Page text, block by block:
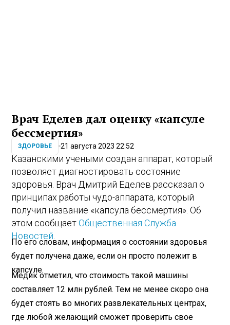
Врач Еделев дал оценку «капсуле
бессмертия»
ЗДОРОВЬЕ 21 августа 2023 22:52
Казанскими учеными создан аппарат, который
позволяет диагностировать состояние
здоровья. Врач Дмитрий Еделев рассказал о
принципах работы чудо-аппарата, который
получил название «капсула бессмертия». Об
этом сообщаетОбщественная Служба
Новостей
По его словам, информация о состоянии здоровья
будет получена даже, если он просто полежит в
капсуле.
Медик отметил, что стоимость такой машины
составляет 12 млн рублей. Тем не менее скоро она
будет стоять во многих развлекательных центрах,
где любой желающий сможет проверить свое